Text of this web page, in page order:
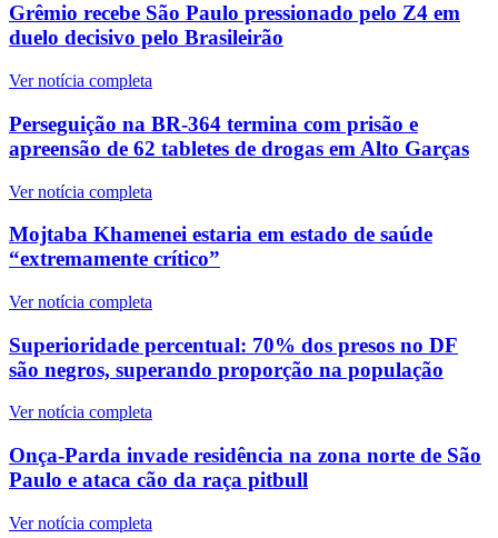
Grêmio recebe São Paulo pressionado pelo Z4 em
duelo decisivo pelo Brasileirão
Ver notícia completa
Perseguição na BR-364 termina com prisão e
apreensão de 62 tabletes de drogas em Alto Garças
Ver notícia completa
Mojtaba Khamenei estaria em estado de saúde
“extremamente crítico”
Ver notícia completa
Superioridade percentual: 70% dos presos no DF
são negros, superando proporção na população
Ver notícia completa
Onça-Parda invade residência na zona norte de São
Paulo e ataca cão da raça pitbull
Ver notícia completa